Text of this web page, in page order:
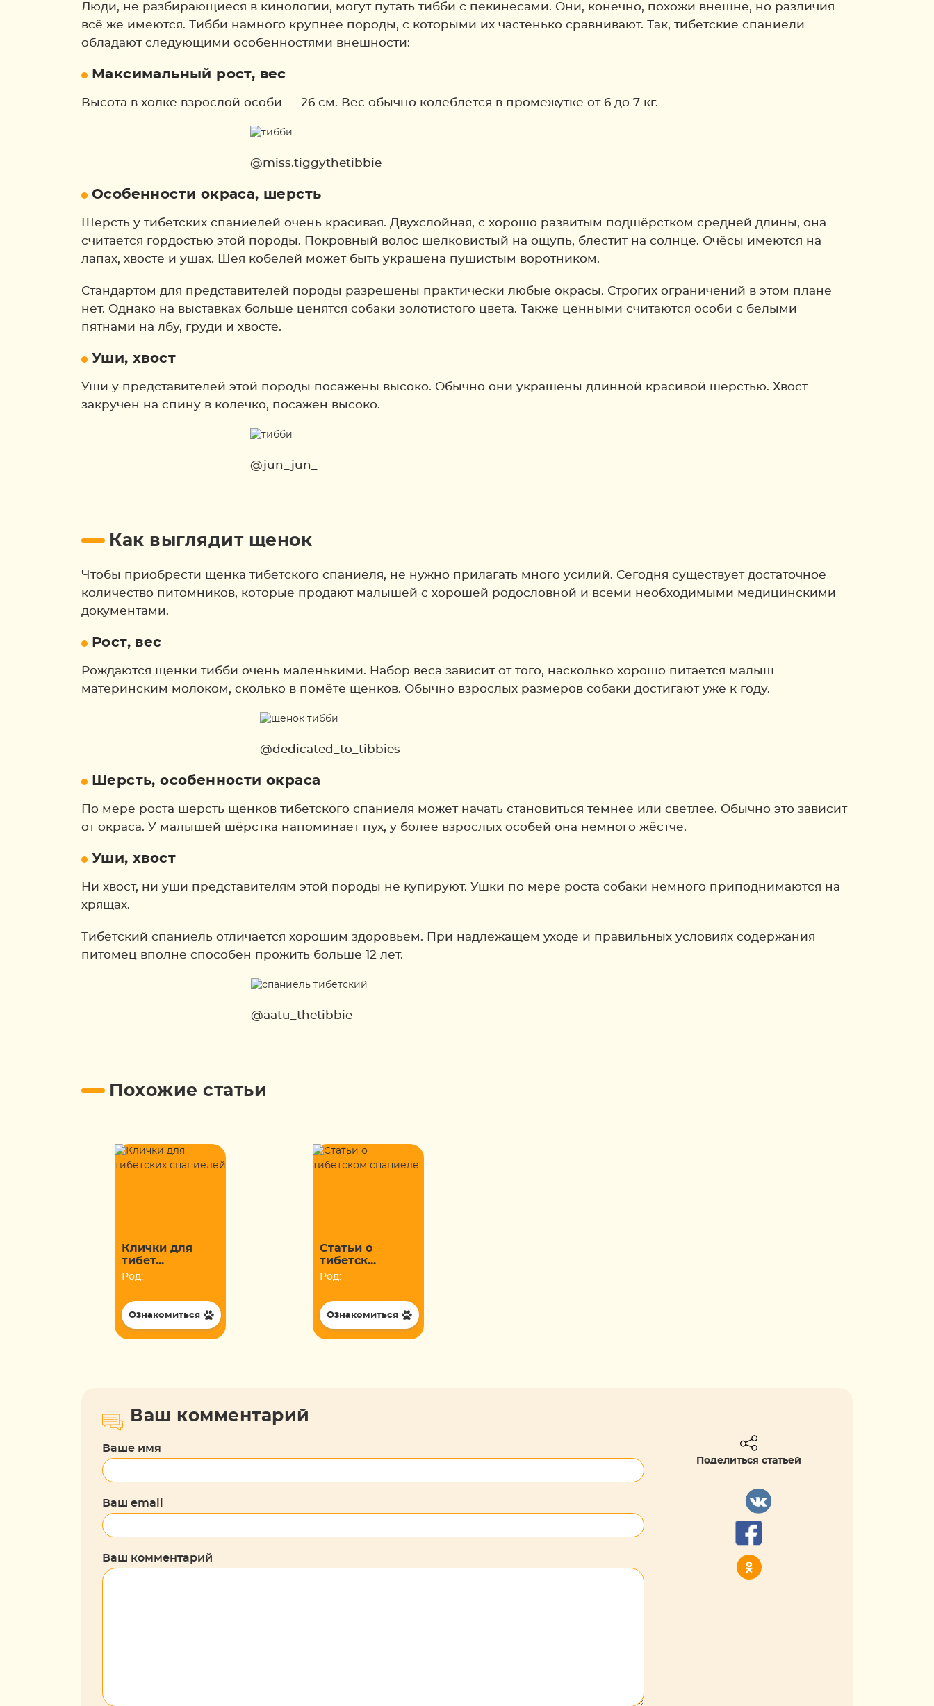
Люди, не разбирающиеся в кинологии, могут путать тибби с пекинесами. Они, конечно, похожи внешне, но различия
всё же имеются. Тибби намного крупнее породы, с которыми их частенько сравнивают. Так, тибетские спаниели
обладают следующими особенностями внешности:
Максимальный рост, вес
Высота в холке взрослой особи — 26 см. Вес обычно колеблется в промежутке от 6 до 7 кг.
@miss.tiggythetibbie
Особенности окраса, шерсть
Шерсть у тибетских спаниелей очень красивая. Двухслойная, с хорошо развитым подшёрстком средней длины, она
считается гордостью этой породы. Покровный волос шелковистый на ощупь, блестит на солнце. Очёсы имеются на
лапах, хвосте и ушах. Шея кобелей может быть украшена пушистым воротником.
Стандартом для представителей породы разрешены практически любые окрасы. Строгих ограничений в этом плане
нет. Однако на выставках больше ценятся собаки золотистого цвета. Также ценными считаются особи с белыми
пятнами на лбу, груди и хвосте.
Уши, хвост
Уши у представителей этой породы посажены высоко. Обычно они украшены длинной красивой шерстью. Хвост
закручен на спину в колечко, посажен высоко.
@jun_jun_
Как выглядит щенок
Чтобы приобрести щенка тибетского спаниеля, не нужно прилагать много усилий. Сегодня существует достаточное
количество питомников, которые продают малышей с хорошей родословной и всеми необходимыми медицинскими
документами.
Рост, вес
Рождаются щенки тибби очень маленькими. Набор веса зависит от того, насколько хорошо питается малыш
материнским молоком, сколько в помёте щенков. Обычно взрослых размеров собаки достигают уже к году.
@dedicated_to_tibbies
Шерсть, особенности окраса
По мере роста шерсть щенков тибетского спаниеля может начать становиться темнее или светлее. Обычно это зависит
от окраса. У малышей шёрстка напоминает пух, у более взрослых особей она немного жёстче.
Уши, хвост
Ни хвост, ни уши представителям этой породы не купируют. Ушки по мере роста собаки немного приподнимаются на
хрящах.
Тибетский спаниель отличается хорошим здоровьем. При надлежащем уходе и правильных условиях содержания
питомец вполне способен прожить больше 12 лет.
@aatu_thetibbie
Похожие статьи
Клички для
тибет...
Род:
Ознакомиться
Статьи о
тибетск...
Род:
Ознакомиться
Ваш комментарий
Ваше имя
Ваш email
Ваш комментарий
Поделиться статьей